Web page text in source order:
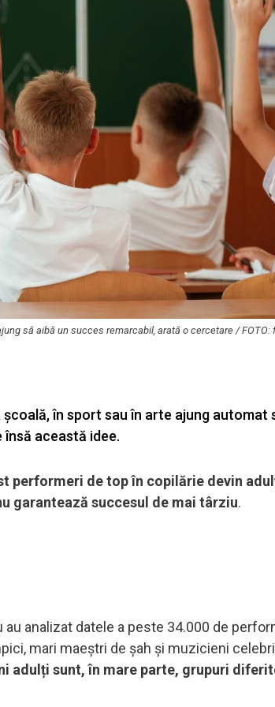
să aibă un succes remarcabil, arată o cercetare /
în sport sau în arte ajung automat
această idee.
performeri de top în copilărie devin
garantează succesul de mai târziu.
analizat datele a peste 34.000 de
mari maeștri de șah și muzicieni
adulți sunt, în mare parte, grupuri